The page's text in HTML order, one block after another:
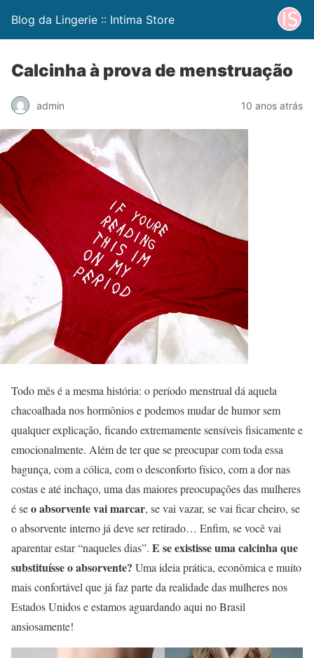
Blog da Lingerie :: Intima Store
Calcinha à prova de menstruação
admin 10 anos atrás
Todo mês é a mesma história: o período menstrual dá aquela
chacoalhada nos hormônios e podemos mudar de humor sem
qualquer explicação, ficando extremamente sensíveis fisicamente e
emocionalmente. Além de ter que se preocupar com toda essa
bagunça, com a cólica, com o desconforto físico, com a dor nas
costas e até inchaço, uma das maiores preocupações das mulheres
é seo absorvente vai marcar, se vai vazar, se vai ficar cheiro, se
o absorvente interno já deve ser retirado… Enfim, se você vai
aparentar estar “naqueles dias”. E se existisse uma calcinha que
substituísse o absorvente? Uma ideia prática, econômica e muito
mais confortável que já faz parte da realidade das mulheres nos
Estados Unidos e estamos aguardando aqui no Brasil
ansiosamente!